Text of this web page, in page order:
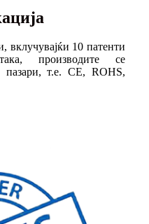
вклучувајќи 10 патенти
производите се
пазари, т.е. CE, ROHS,